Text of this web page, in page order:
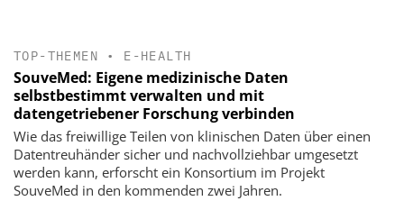
TOP-THEMEN • E-HEALTH
SouveMed: Eigene medizinische Daten
selbstbestimmt verwalten und mit
datengetriebener Forschung verbinden
Wie das freiwillige Teilen von klinischen Daten über einen
Datentreuhänder sicher und nachvollziehbar umgesetzt
werden kann, erforscht ein Konsortium im Projekt
SouveMed in den kommenden zwei Jahren.